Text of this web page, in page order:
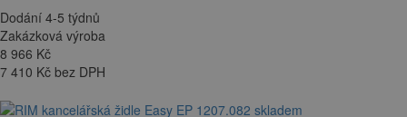
Dodání 4-5 týdnů
Zakázková výroba
8 966 Kč
7 410 Kč bez DPH